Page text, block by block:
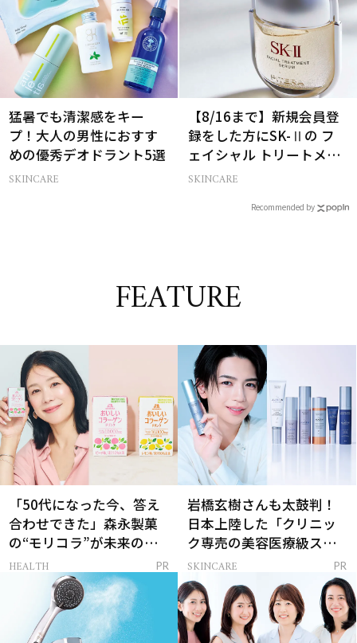
猛暑でも清潔感をキー
プ！大人の男性におすす
めの優秀デオドラント5選
SKINCARE
【8/16まで】新規会員登
録をした方にSK-Ⅱの フ
ェイシャル トリートメン
ト セラムをプレゼント！
SKINCARE
Recommended by
FEATURE
「50代になった今、答え
合わせできた」森永製菓
の“モリコラ”が未来のキ
レイを連れてくる！
HEALTH PR
岩橋玄樹さんも太鼓判！
日本上陸した「クリニッ
ク専売の美容医療級スキ
ンケア」
SKINCARE PR